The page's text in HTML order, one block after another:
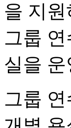
을 지
그룹
실을
그룹